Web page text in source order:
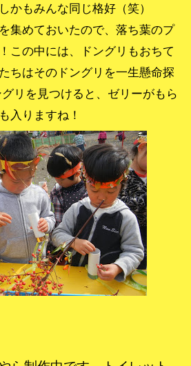
もみんな同じ格好（笑）
集めておいたので、落ち葉のプ
この中には、ドングリもおちて
ちはそのドングリを一生懸命探
リを見つけると、ゼリーがもら
入りますね！